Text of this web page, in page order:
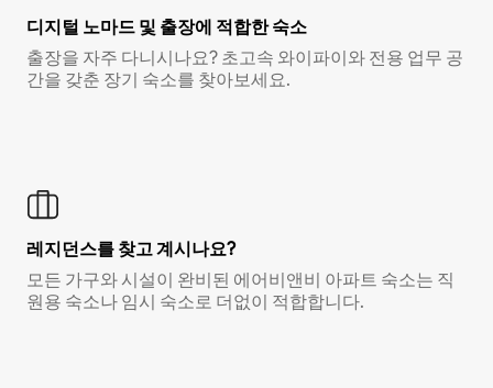
디지털 노마드 및 출장에 적합한 숙소
출장을 자주 다니시나요? 초고속 와이파이와 전용 업무 공
간을 갖춘 장기 숙소를 찾아보세요.
레지던스를 찾고 계시나요?
모든 가구와 시설이 완비된 에어비앤비 아파트 숙소는 직
원용 숙소나 임시 숙소로 더없이 적합합니다.